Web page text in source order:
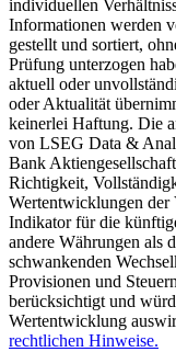
individuellen
Informationen werden
gestellt und sortiert,
Prüfung unterzogen
aktuell oder
oder Aktualität
keinerlei Haftung. Die
von LSEG Data &
Bank
Richtigkeit,
Wertentwicklungen der
Indikator für die
andere Währungen als
schwankenden
Provisionen und
berücksichtigt und
Wertentwicklung
rechtlichen Hinweise.